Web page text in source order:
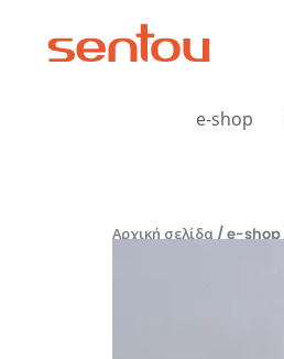
e-shop
Αρχική σελίδα /e-shop